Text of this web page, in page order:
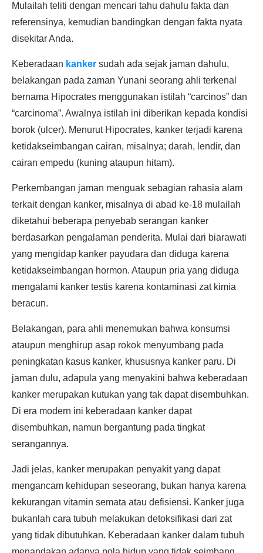
Mulailah teliti dengan mencari tahu dahulu fakta dan
referensinya, kemudian bandingkan dengan fakta nyata
disekitar Anda.
Keberadaan kanker sudah ada sejak jaman dahulu,
belakangan pada zaman Yunani seorang ahli terkenal
bernama Hipocrates menggunakan istilah “carcinos” dan
“carcinoma”. Awalnya istilah ini diberikan kepada kondisi
borok (ulcer). Menurut Hipocrates, kanker terjadi karena
ketidakseimbangan cairan, misalnya; darah, lendir, dan
cairan empedu (kuning ataupun hitam).
Perkembangan jaman menguak sebagian rahasia alam
terkait dengan kanker, misalnya di abad ke-18 mulailah
diketahui beberapa penyebab serangan kanker
berdasarkan pengalaman penderita. Mulai dari biarawati
yang mengidap kanker payudara dan diduga karena
ketidakseimbangan hormon. Ataupun pria yang diduga
mengalami kanker testis karena kontaminasi zat kimia
beracun.
Belakangan, para ahli menemukan bahwa konsumsi
ataupun menghirup asap rokok menyumbang pada
peningkatan kasus kanker, khususnya kanker paru. Di
jaman dulu, adapula yang menyakini bahwa keberadaan
kanker merupakan kutukan yang tak dapat disembuhkan.
Di era modern ini keberadaan kanker dapat
disembuhkan, namun bergantung pada tingkat
serangannya.
Jadi jelas, kanker merupakan penyakit yang dapat
mengancam kehidupan seseorang, bukan hanya karena
kekurangan vitamin semata atau defisiensi. Kanker juga
bukanlah cara tubuh melakukan detoksifikasi dari zat
yang tidak dibutuhkan. Keberadaan kanker dalam tubuh